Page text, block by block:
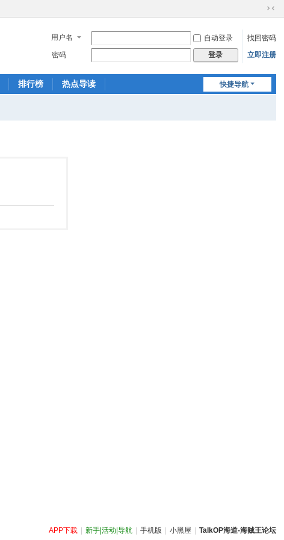
切
到
窄
用户名 自动登录
找回密码
密码
登录 立即注册
快捷导航
排行榜 热点导读
APP下载 新手|活动|导航 手机版 小黑屋 TalkOP海道-海贼王论坛